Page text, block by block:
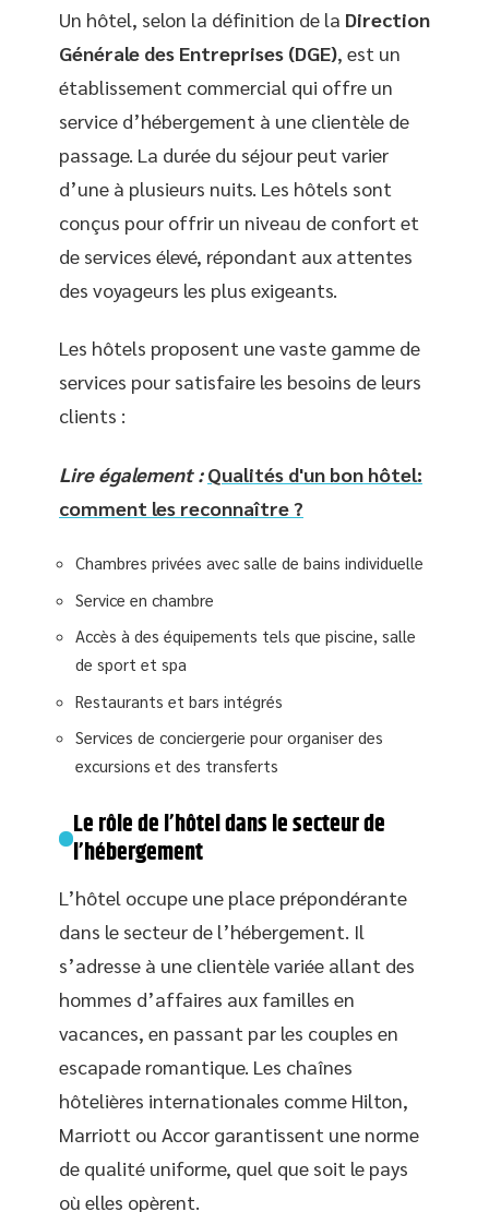
Un hôtel, selon la définition de la Direction
Générale des Entreprises (DGE), est un
établissement commercial qui offre un
service d’hébergement à une clientèle de
passage. La durée du séjour peut varier
d’une à plusieurs nuits. Les hôtels sont
conçus pour offrir un niveau de confort et
de services élevé, répondant aux attentes
des voyageurs les plus exigeants.
Les hôtels proposent une vaste gamme de
services pour satisfaire les besoins de leurs
clients :
Lire également : Qualités d'un bon hôtel:
comment les reconnaître ?
Chambres privées avec salle de bains individuelle
Service en chambre
Accès à des équipements tels que piscine, salle
de sport et spa
Restaurants et bars intégrés
Services de conciergerie pour organiser des
excursions et des transferts
Le rôle de l’hôtel dans le secteur de
l’hébergement
L’hôtel occupe une place prépondérante
dans le secteur de l’hébergement. Il
s’adresse à une clientèle variée allant des
hommes d’affaires aux familles en
vacances, en passant par les couples en
escapade romantique. Les chaînes
hôtelières internationales comme Hilton,
Marriott ou Accor garantissent une norme
de qualité uniforme, quel que soit le pays
où elles opèrent.